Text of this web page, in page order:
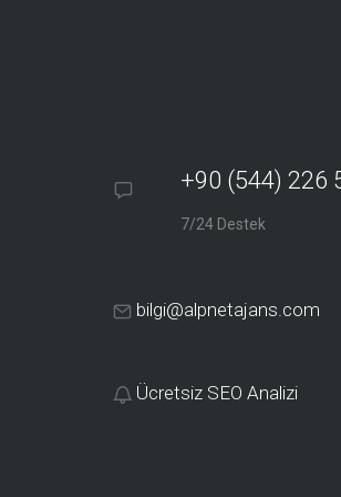
+90 (544) 226
7/24 Destek
bilgi@alpnetajans.com
Ücretsiz SEO Analizi